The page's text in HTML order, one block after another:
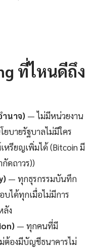
ที่ไหนดีถึง
นาจ) — ไม่มีหน่วยงาน
บายรัฐบาลไม่มีใคร
รียญเพิ่มได้ (Bitcoin มี
ดถาวร))
— ทุกธุรกรรมบันทึก
บได้ทุกเมื่อไม่มีการ
ลัง
— ทุกคนที่มี
ต้องมีบัญชีธนาคารไม่